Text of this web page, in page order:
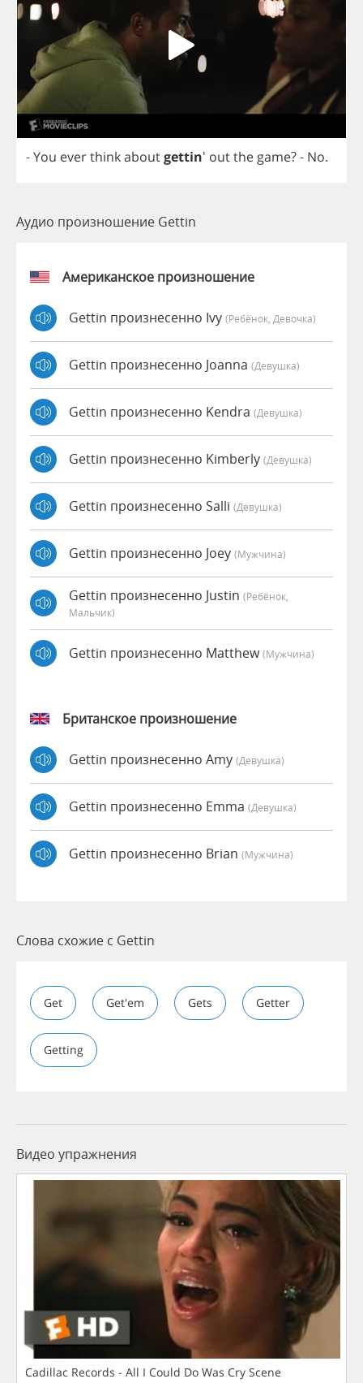
-You everthinkaboutgettin' outthe game?- No.
Аудио произношение Gettin
Американское произношение
Gettin произнесенно Ivy (Ребёнок, Девочка)
Gettin произнесенно Joanna (девушка)
Gettin произнесенно Kendra (девушка)
Gettin произнесенно Kimberly (девушка)
Gettin произнесенно Salli (девушка)
Gettin произнесенно Joey (мужчина)
Gettin произнесенно Justin (Ребёнок,
Мальчик)
Gettin произнесенно Matthew(мужчина)
Британское произношение
Gettin произнесенно Amy (девушка)
Gettin произнесенно Emma (девушка)
Gettin произнесенно Brian (мужчина)
Слова схожие с Gettin
Get Get'em Gets Getter
Getting
Видео упражнения
Cadillac Records - All I Could Do Was Cry Scene